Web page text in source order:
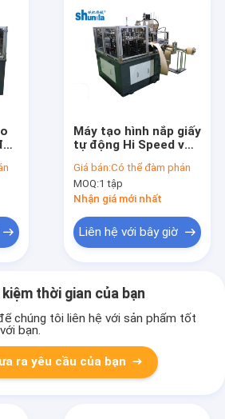
Máy tạo hình nắp giấy
tự động Hi Speed ​​với
Giá bán:Có thể đàm phán
MOQ:1 tập
Nhận giá mới nhất
Liên hệ với bây giờ
thời gian của bạn
chúng tôi liên hệ với sản phẩm tốt
bạn.
ra yêu cầu của bạn